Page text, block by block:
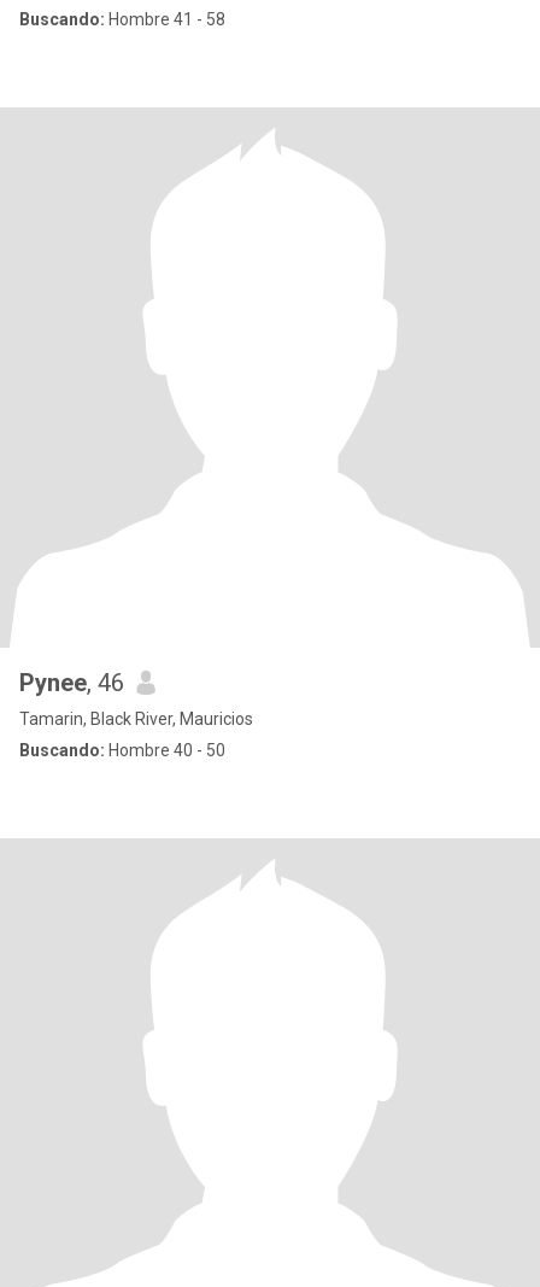
Buscando: Hombre 41 - 58
Pynee, 46
Tamarin, Black River, Mauricios
Buscando: Hombre 40 - 50